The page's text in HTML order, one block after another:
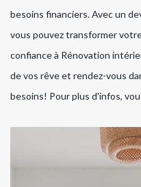
besoins financiers. Avec un
vous pouvez transformer
confiance à Rénovation
de vos rêve et rendez-vous
besoins! Pour plus d'infos,